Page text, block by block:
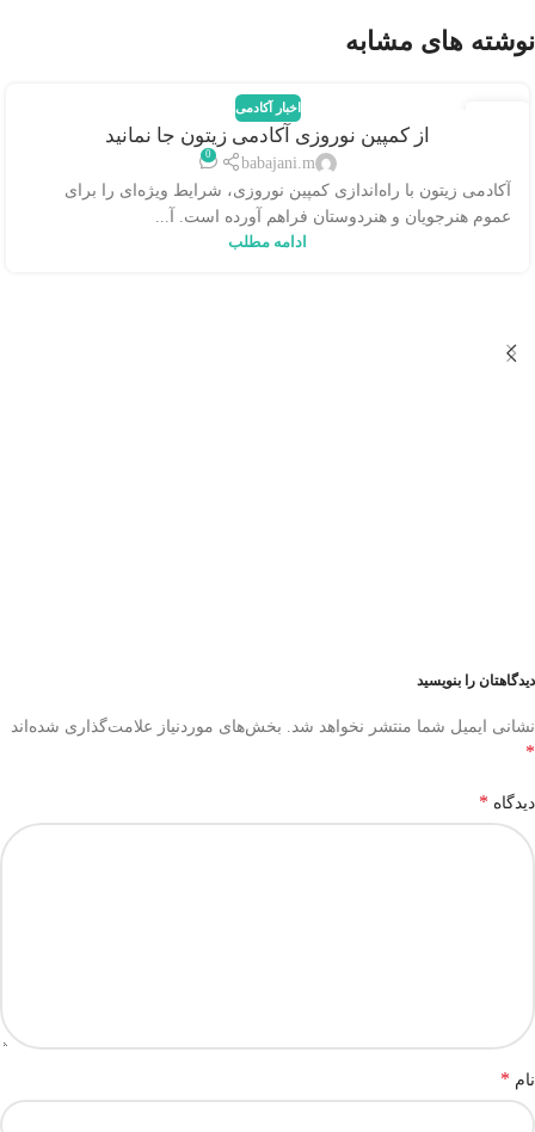
نوشته های مشابه
اخبار آکادمی
از کمپین نوروزی آکادمی زیتون جا نمانید
babajani.m
0
آکادمی زیتون با راه‌اندازی کمپین نوروزی، شرایط ویژه‌ای را برای
عموم هنرجویان و هنردوستان فراهم آورده است. آ...
ادامه مطلب
دیدگاهتان را بنویسید
نشانی ایمیل شما منتشر نخواهد شد. بخش‌های موردنیاز علامت‌گذاری شده‌اند
*
دیدگاه *
نام *